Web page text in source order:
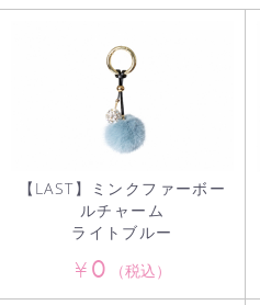
【LAST】ミンクファーボー
ルチャーム
ライトブルー
¥0 （税込）